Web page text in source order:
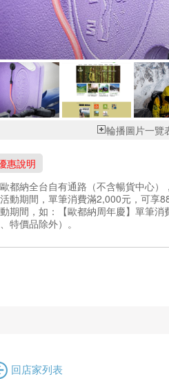
輪播圖片一覽
惠說明
都納全台自有通路（不含暢貨中心）
動期間，單筆消費滿2,000元，可享
期間，如：【歐都納周年慶】單筆
特價品除外）。
回店家列表